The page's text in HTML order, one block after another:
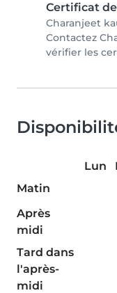
Certificat
Charanjeet
Contactez
vérifier les
Lun
Matin
Après
midi
Tard dans
l'après-
midi